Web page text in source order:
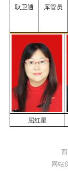
耿卫通 库管员
屈红星
网站